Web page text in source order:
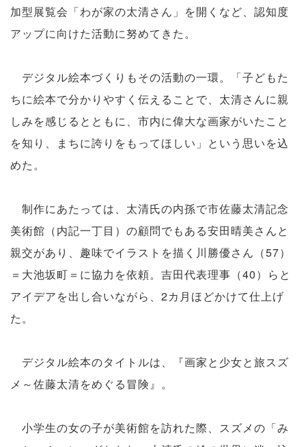
加型展覧会「わが家の太清さん」を開くなど、認知度
アップに向けた活動に努めてきた。
デジタル絵本づくりもその活動の一環。「子どもた
ちに絵本で分かりやすく伝えることで、太清さんに親
しみを感じるとともに、市内に偉大な画家がいたこと
を知り、まちに誇りをもってほしい」という思いを込
めた。
制作にあたっては、太清氏の内孫で市佐藤太清記念
美術館（内記一丁目）の顧問でもある安田晴美さんと
親交があり、趣味でイラストを描く川勝優さん（57）
＝大池坂町＝に協力を依頼。吉田代表理事（40）らと
アイデアを出し合いながら、2カ月ほどかけて仕上げ
た。
デジタル絵本のタイトルは、『画家と少女と旅スズ
メ～佐藤太清をめぐる冒険』。
小学生の女の子が美術館を訪れた際、スズメの「み